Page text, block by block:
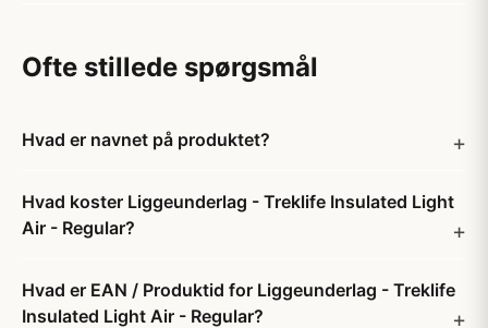
Ofte stillede spørgsmål
Hvad er navnet på produktet?
Hvad koster Liggeunderlag - Treklife Insulated Light
Air - Regular?
Hvad er EAN / Produktid for Liggeunderlag - Treklife
Insulated Light Air - Regular?